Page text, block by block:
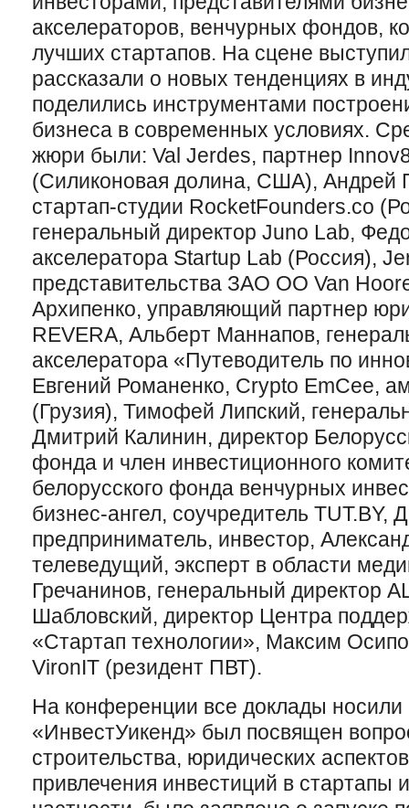
акселераторов, венчурных фондов,
лучших стартапов. На сцене
рассказали о новых тенденциях в
поделились инструментами
бизнеса в современных условиях.
жюри были: Val Jerdes, партнер
(Силиконовая долина, США), Андрей
стартап-студии RocketFounders.co
генеральный директор Juno Lab,
акселератора Startup Lab (Россия),
представительства ЗАО ОО Van
Архипенко, управляющий партнер
REVERA, Альберт Маннапов,
акселератора «Путеводитель по
Евгений Романенко, Crypto EmCee,
(Грузия), Тимофей Липский,
Дмитрий Калинин, директор
фонда и член инвестиционного
белорусского фонда венчурных
бизнес-ангел, соучредитель TUT.BY,
предприниматель, инвестор,
телеведущий, эксперт в области
Гречанинов, генеральный директор
Шабловский, директор Центра
«Стартап технологии», Максим
VironIT (резидент ПВТ).
На конференции все доклады носили
«ИнвестУикенд» был посвящен
строительства, юридических
привлечения инвестиций в стартапы